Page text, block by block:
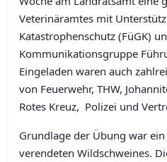
Veterinäramtes mit
Katastrophenschutz (FüGK)
Kommunikationsgruppe
Eingeladen waren auch
von Feuerwehr, THW,
Rotes Kreuz, Polizei und
Grundlage der Übung war
verendeten Wildschweines.